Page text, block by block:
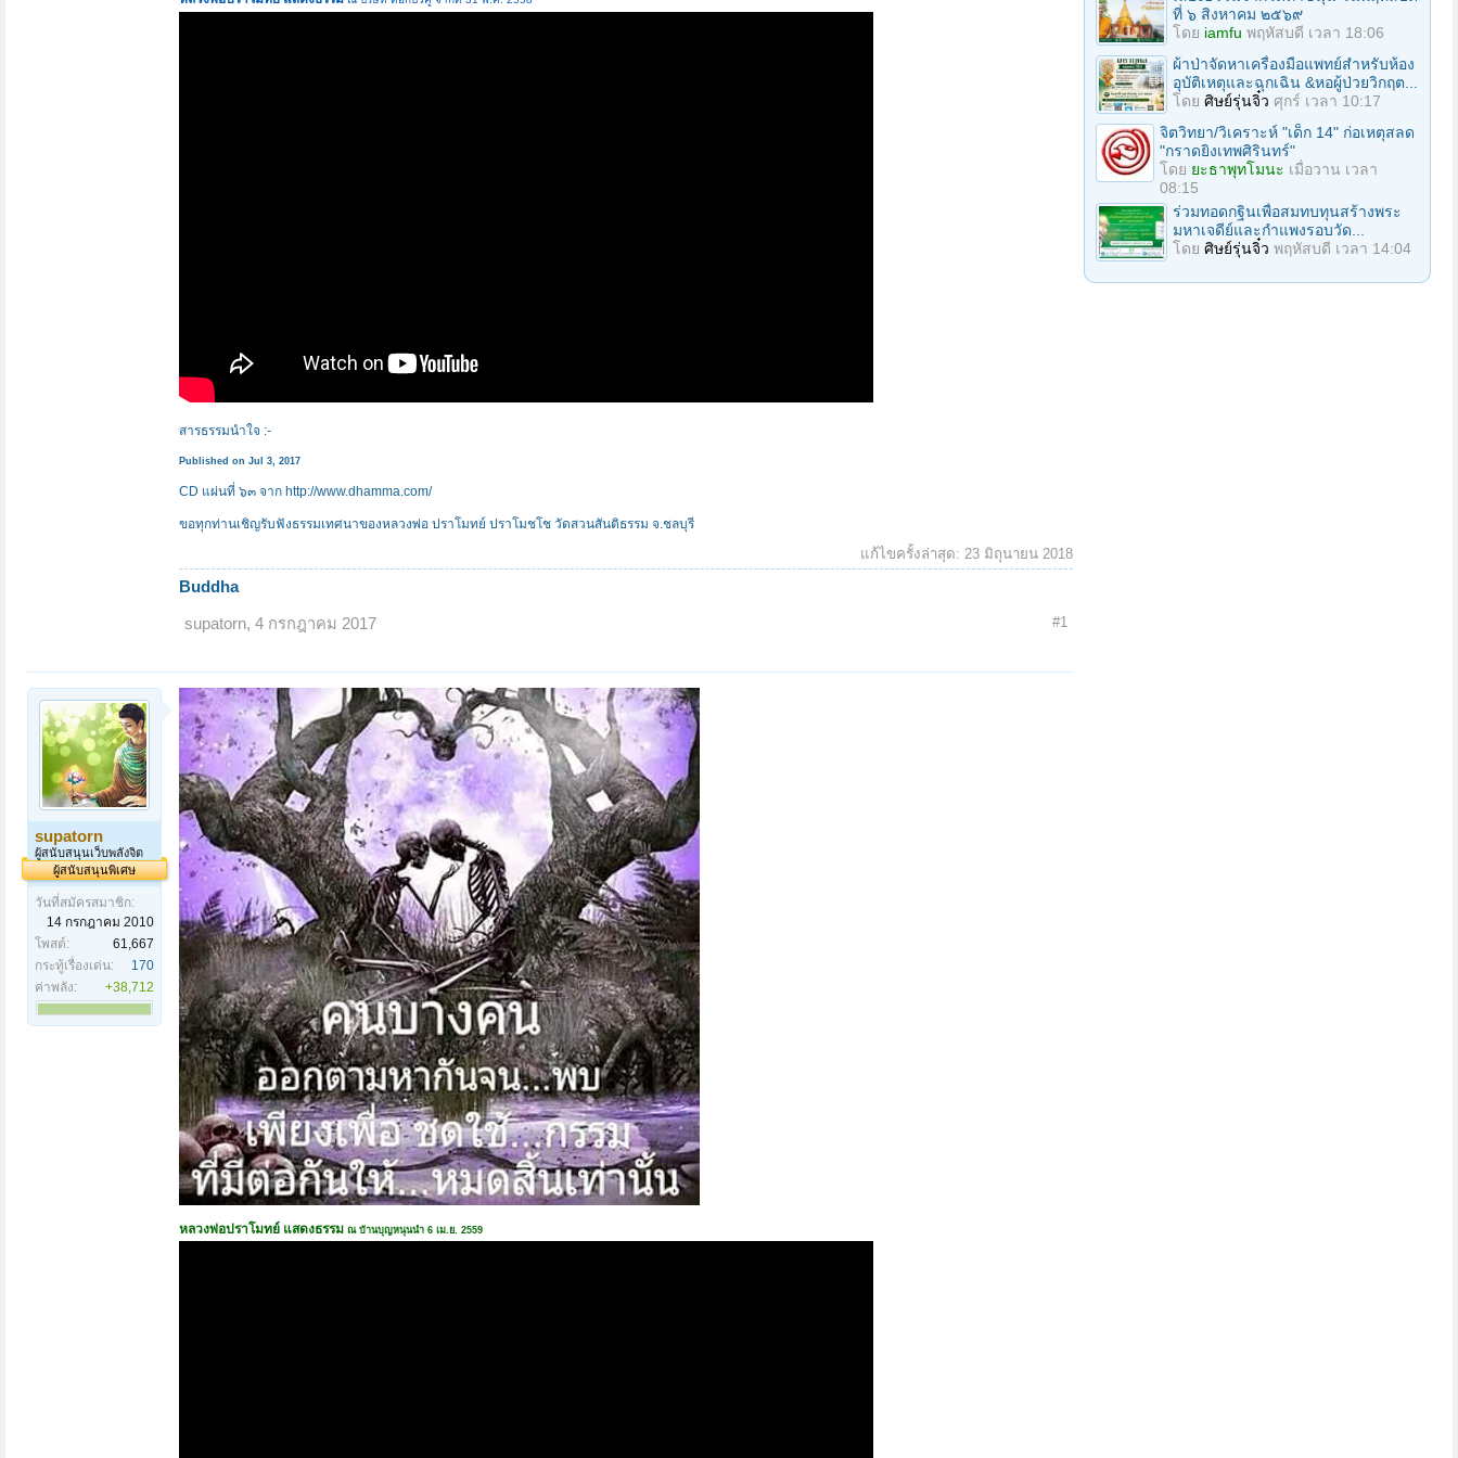
สารธรรมนำใจ :-
Published on Jul 3, 2017
CD แผ่นที่ ๖๓ จาก http://www.dhamma.com/
ขอทุกท่านเชิญรับฟังธรรมเทศนาของหลวงพ่อ ปราโมทย์ ปราโมชโช วัดสวนสันติธรรม จ.ชลบุรี
แก้ไขครั้งล่าสุด: 23 มิถุนายน 2018
Buddha
supatorn, 4 กรกฎาคม 2017 #1
supatorn
ผู้สนับสนุนเว็บพลังจิต
ผู้สนับสนุนพิเศษ
วันที่สมัครสมาชิก:
14 กรกฎาคม 2010
โพสต์:
61,667
กระทู้เรื่องเด่น:
170
ค่าพลัง:
+38,712
หลวงพ่อปราโมทย์ แสดงธรรม ณ บ้านบุญหนุนนำ 6 เม.ย. 2559
ที่ ๖ สิงหาคม ๒๕๖๙
โดย iamfu พฤหัสบดี เวลา 18:06
ผ้าป่าจัดหาเครื่องมือแพทย์สำหรับห้อง
อุบัติเหตุและฉุกเฉิน &หอผู้ป่วยวิกฤต...
โดย ศิษย์รุ่นจิ๋ว ศุกร์ เวลา 10:17
จิตวิทยา/วิเคราะห์ "เด็ก 14" ก่อเหตุสลด
"กราดยิงเทพศิรินทร์"
โดย ยะธาพุทโมนะ เมื่อวาน เวลา
08:15
ร่วมทอดกฐินเพื่อสมทบทุนสร้างพระ
มหาเจดีย์และกำแพงรอบวัด...
โดย ศิษย์รุ่นจิ๋ว พฤหัสบดี เวลา 14:04